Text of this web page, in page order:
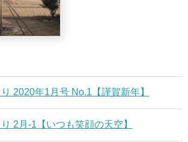
2020年1月号 No.1【謹賀新年】
2月-1【いつも笑顔の天空】